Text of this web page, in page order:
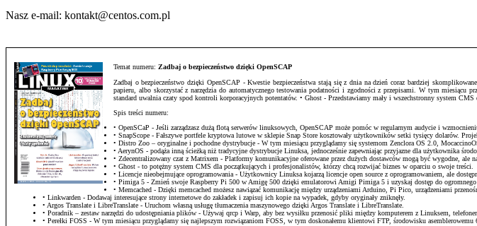
stronie
Nasz e-mail: kontakt@centos.com.pl
Temat numeru: Zadbaj o bezpieczeństwo dzięki OpenSCAP
Zadbaj o bezpieczeństwo dzięki OpenSCAP - Kwestie bezpieczeństwa stają się z dnia na dzień coraz bardziej
papieru, albo skorzystać z narzędzia do automatycznego testowania podatności i zgodności z przepisami. W tym
standard uwalnia czaty spod kontroli korporacyjnych potentatów. • Ghost - Przedstawiamy mały i wszechstronny system CMS
Spis treści numeru:
• OpenSCaP - Jeśli zarządzasz dużą flotą serwerów linuksowych, OpenSCAP może pomóc w regularnym audycie i
• SnapScope - Fałszywe portfele kryptowa lutowe w sklepie Snap Store kosztowały użytkowników setki tysięcy dolarów.
• Distro Zoo – oryginalne i pochodne dystrybucje - W tym miesiącu przyglądamy się systemom Zenclora OS 2.0,
• AerynOS - podąża inną ścieżką niż tradycyjne dystrybucje Linuksa, jednocześnie zapewniając przyjazne dla użytkownika
• Zdecentralizowany czat z Matrixem - Platformy komunikacyjne oferowane przez dużych dostawców mogą być wygodne,
• Ghost - to potężny system CMS dla początkujących i profesjonalistów, którzy chcą rozwijać biznes w oparciu o swoje treści.
• Licencje nieobejmujące oprogramowania - Użytkownicy Linuksa kojarzą licencje open source z oprogramowaniem, ale
• Pimiga 5 - Zmień swoje Raspberry Pi 500 w Amigę 500 dzięki emulatorowi Amigi Pimiga 5 i uzyskaj dostęp do
• Memcached - Dzięki memcached możesz nawiązać komunikację między urządzeniami Arduino, Pi Pico, urządzeniami
• Linkwarden - Dodawaj interesujące strony internetowe do zakładek i zapisuj ich kopie na wypadek, gdyby oryginały zniknęły.
• Argos Translate i LibreTranslate - Uruchom własną usługę tłumaczenia maszynowego dzięki Argos Translate i LibreTranslate.
• Poradnik – zestaw narzędzi do udostępniania plików - Używaj qrcp i Warp, aby bez wysiłku przenosić pliki między komputerem z Linuksem,
• Perełki FOSS - W tym miesiącu przyglądamy się najlepszym rozwiązaniom FOSS, w tym doskonałemu klientowi FTP, środowisku